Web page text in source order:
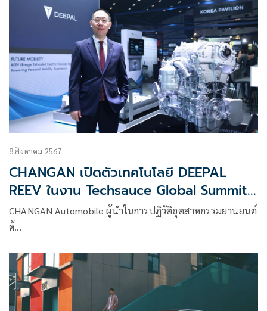
8 สิงหาคม 2567
CHANGAN เปิดตัวเทคโนโลยี DEEPAL
REEV ในงาน Techsauce Global Summit
2024
CHANGAN Automobile ผู้นำในการปฏิวัติอุตสาหกรรมยานยนต์
ด้…